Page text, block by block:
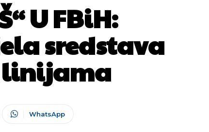
U FBiH:
sredstava
linijama
WhatsApp